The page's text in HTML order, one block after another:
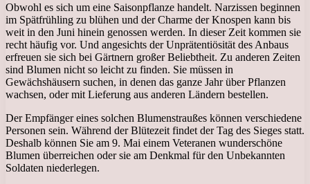
Obwohl es sich um eine Saisonpflanze handelt. Narzissen beginnen
im Spätfrühling zu blühen und der Charme der Knospen kann bis
weit in den Juni hinein genossen werden. In dieser Zeit kommen sie
recht häufig vor. Und angesichts der Unprätentiösität des Anbaus
erfreuen sie sich bei Gärtnern großer Beliebtheit. Zu anderen Zeiten
sind Blumen nicht so leicht zu finden. Sie müssen in
Gewächshäusern suchen, in denen das ganze Jahr über Pflanzen
wachsen, oder mit Lieferung aus anderen Ländern bestellen.
Der Empfänger eines solchen Blumenstraußes können verschiedene
Personen sein. Während der Blütezeit findet der Tag des Sieges statt.
Deshalb können Sie am 9. Mai einem Veteranen wunderschöne
Blumen überreichen oder sie am Denkmal für den Unbekannten
Soldaten niederlegen.